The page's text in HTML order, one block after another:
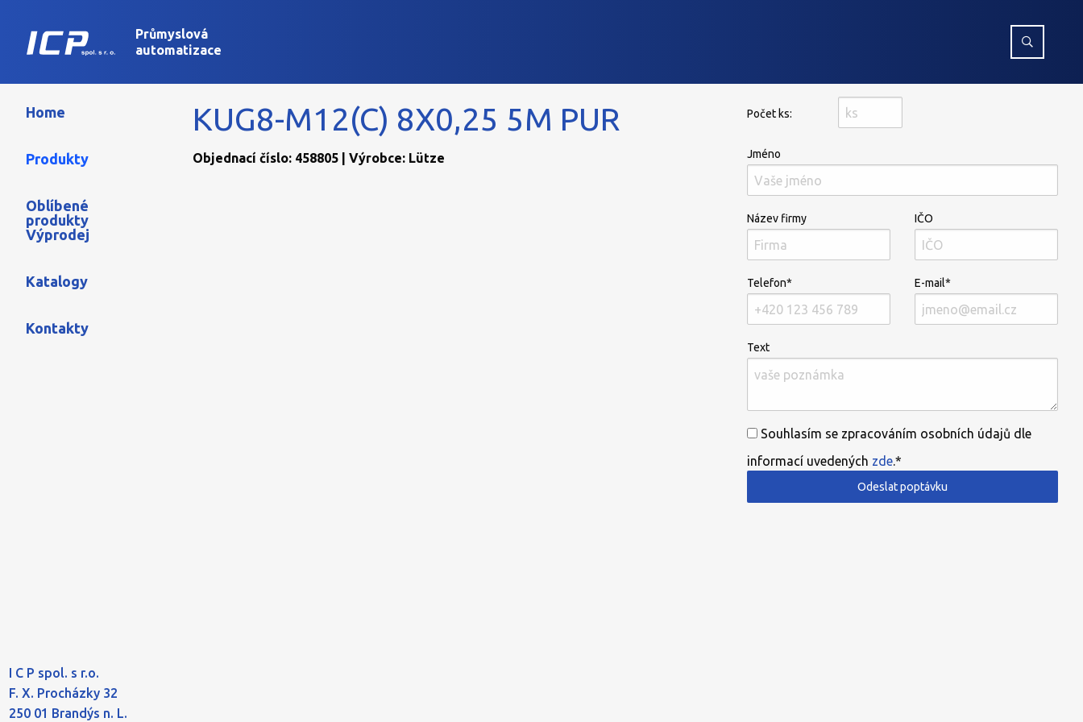
Průmyslová
automatizace
Home
Produkty
Oblíbené
produkty
Výprodej
Katalogy
Kontakty
I C P spol. s r.o.
F. X. Procházky 32
250 01 Brandýs n. L.
KUG8-M12(C) 8X0,25 5M PUR
Objednací číslo: 458805 | Výrobce: Lütze
Počet ks:
Jméno
Název firmy IČO
Telefon* E-mail*
Text
Souhlasím se zpracováním osobních údajů dle
informací uvedených zde.*